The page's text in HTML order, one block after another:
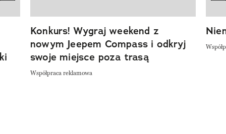
Konkurs! Wygraj weekend z
nowym Jeepem Compass i odkryj
swoje miejsce poza trasą
Współpraca reklamowa